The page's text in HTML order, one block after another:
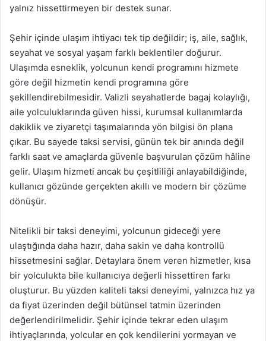
yalnız hissettirmeyen bir destek sunar.
Şehir içinde ulaşım ihtiyacı tek tip değildir; iş, aile, sağlık,
seyahat ve sosyal yaşam farklı beklentiler doğurur.
Ulaşımda esneklik, yolcunun kendi programını hizmete
göre değil hizmetin kendi programına göre
şekillendirebilmesidir. Valizli seyahatlerde bagaj kolaylığı,
aile yolculuklarında güven hissi, kurumsal kullanımlarda
dakiklik ve ziyaretçi taşımalarında yön bilgisi ön plana
çıkar. Bu sayede taksi servisi, günün tek bir anında değil
farklı saat ve amaçlarda güvenle başvurulan çözüm hâline
gelir. Ulaşım hizmeti ancak bu çeşitliliği anlayabildiğinde,
kullanıcı gözünde gerçekten akıllı ve modern bir çözüme
dönüşür.
Nitelikli bir taksi deneyimi, yolcunun gideceği yere
ulaştığında daha hazır, daha sakin ve daha kontrollü
hissetmesini sağlar. Detaylara önem veren hizmetler, kısa
bir yolculukta bile kullanıcıya değerli hissettiren farkı
oluşturur. Bu yüzden kaliteli taksi deneyimi, yalnızca hız ya
da fiyat üzerinden değil bütünsel tatmin üzerinden
değerlendirilmelidir. Şehir içinde tekrar eden ulaşım
ihtiyaçlarında, yolcular en çok kendilerini yormayan ve